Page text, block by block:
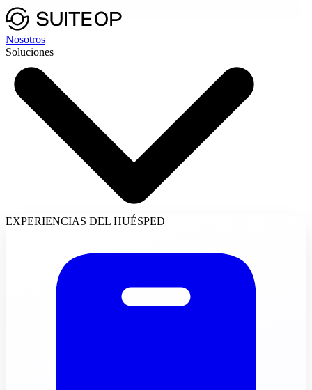
Nosotros
Soluciones
EXPERIENCIAS DEL HUÉSPED